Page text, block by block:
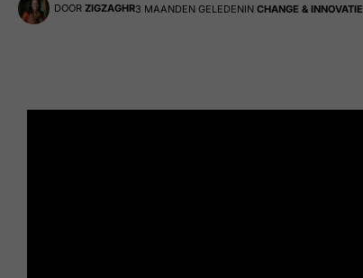
DOOR ZIGZAGHR3 MAANDEN GELEDENIN CHANGE & INNOVATIE